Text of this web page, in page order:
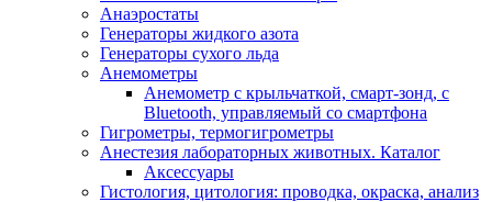
Анаэростаты
Генераторы жидкого азота
Генераторы сухого льда
Анемометры
Анемометр с крыльчаткой, смарт-зонд, с
Bluetooth, управляемый со смартфона
Гигрометры, термогигрометры
Анестезия лабораторных животных. Каталог
Аксессуары
Гистология, цитология: проводка, окраска, анализ